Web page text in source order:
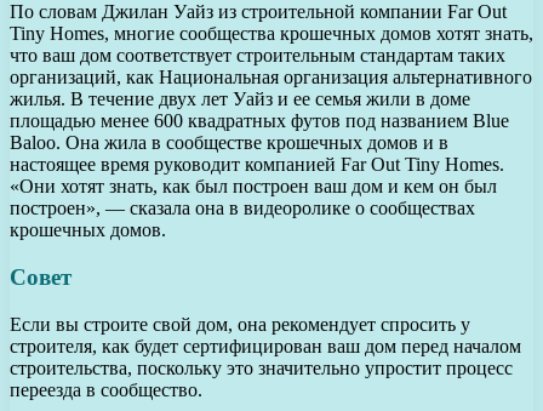
По словам Джилан Уайз из строительной компании Far Out
Tiny Homes, многие сообщества крошечных домов хотят знать,
что ваш дом соответствует строительным стандартам таких
организаций, как Национальная организация альтернативного
жилья. В течение двух лет Уайз и ее семья жили в доме
площадью менее 600 квадратных футов под названием Blue
Baloo. Она жила в сообществе крошечных домов и в
настоящее время руководит компанией Far Out Tiny Homes.
«Они хотят знать, как был построен ваш дом и кем он был
построен», — сказала она в видеоролике о сообществах
крошечных домов.
Совет
Если вы строите свой дом, она рекомендует спросить у
строителя, как будет сертифицирован ваш дом перед началом
строительства, поскольку это значительно упростит процесс
переезда в сообщество.